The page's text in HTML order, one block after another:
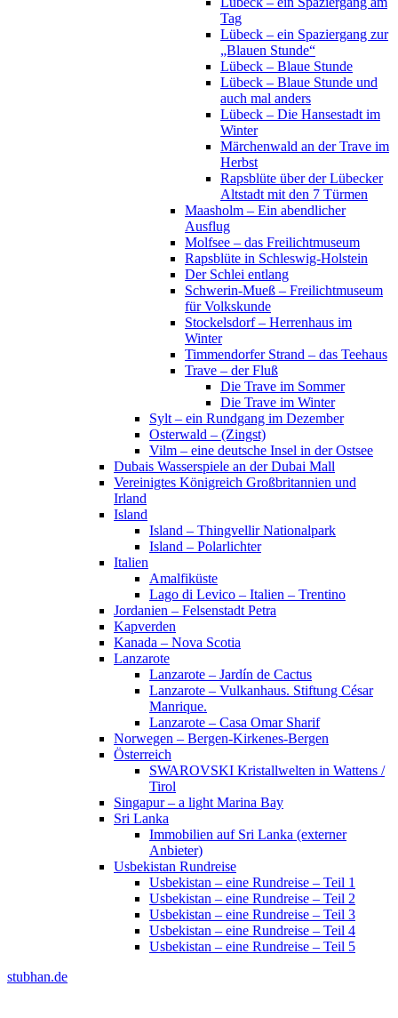
Tag
Lübeck – ein Spaziergang zur
„Blauen Stunde“
Lübeck – Blaue Stunde
Lübeck – Blaue Stunde und
auch mal anders
Lübeck – Die Hansestadt im
Winter
Märchenwald an der Trave im
Herbst
Rapsblüte über der Lübecker
Altstadt mit den 7 Türmen
Maasholm – Ein abendlicher
Ausflug
Molfsee – das Freilichtmuseum
Rapsblüte in Schleswig-Holstein
Der Schlei entlang
Schwerin-Mueß – Freilichtmuseum
für Volkskunde
Stockelsdorf – Herrenhaus im
Winter
Timmendorfer Strand – das Teehaus
Trave – der Fluß
Die Trave im Sommer
Die Trave im Winter
Sylt – ein Rundgang im Dezember
Osterwald – (Zingst)
Vilm – eine deutsche Insel in der Ostsee
Dubais Wasserspiele an der Dubai Mall
Vereinigtes Königreich Großbritannien und
Irland
Island
Island – Thingvellir Nationalpark
Island – Polarlichter
Italien
Amalfiküste
Lago di Levico – Italien – Trentino
Jordanien – Felsenstadt Petra
Kapverden
Kanada – Nova Scotia
Lanzarote
Lanzarote – Jardín de Cactus
Lanzarote – Vulkanhaus. Stiftung César
Manrique.
Lanzarote – Casa Omar Sharif
Norwegen – Bergen-Kirkenes-Bergen
Österreich
SWAROVSKI Kristallwelten in Wattens /
Tirol
Singapur – a light Marina Bay
Sri Lanka
Immobilien auf Sri Lanka (externer
Anbieter)
Usbekistan Rundreise
Usbekistan – eine Rundreise – Teil 1
Usbekistan – eine Rundreise – Teil 2
Usbekistan – eine Rundreise – Teil 3
Usbekistan – eine Rundreise – Teil 4
Usbekistan – eine Rundreise – Teil 5
stubhan.de